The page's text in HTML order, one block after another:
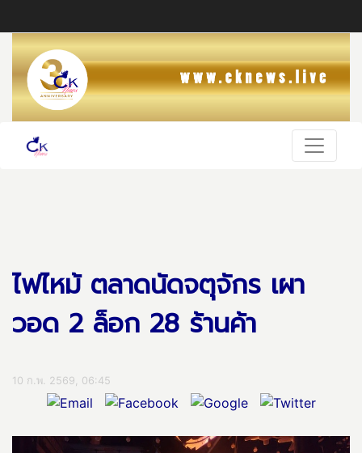
ไฟไหม้ ตลาดนัดจตุจักร เผา
วอด 2 ล็อก 28 ร้านค้า
10 ก.พ. 2569, 06:45